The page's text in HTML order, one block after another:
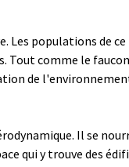
populations de
comme le
de
Il se
qui y trouve des